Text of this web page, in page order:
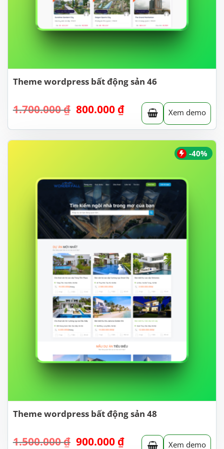
Theme wordpress bất động sản 46
1.700.000₫ Giá
là:
1.700.000 ₫.
800.000 ₫Giá
hiện
tại
là:
Xem demo
-40%
Theme wordpress bất động sản 48
1.500.000₫ Giá
900.000 ₫Giá Xem demo